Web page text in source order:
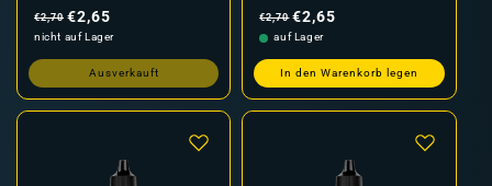
Preis
€2,70 €2,65
nicht auf Lager
Ausverkauft
Preis
€2,70 €2,65
auf Lager
In den Warenkorb legen